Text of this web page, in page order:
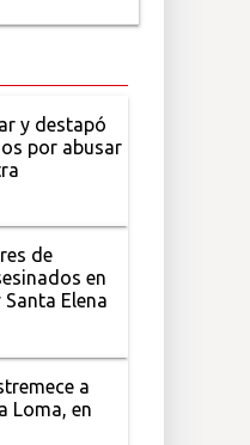
y destapó
por abusar
de
en
Elena
a
Loma, en